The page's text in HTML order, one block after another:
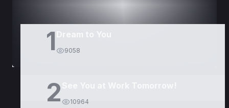
1 Dream to You
9058
2 10964